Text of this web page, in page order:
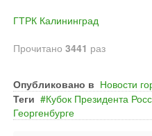
ГТРК Калининград
Прочитано 3441 раз
Опубликовано в Новости
Теги
Кубок Президента
Георгенбурге